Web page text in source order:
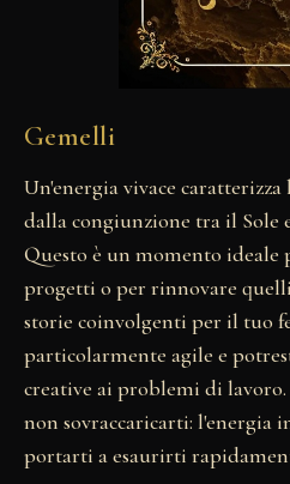
Gemelli
Un'energia vivace
dalla congiunzione tra il Sole
Questo è un momento
progetti o per rinnovare
storie coinvolgenti per il tuo
particolarmente agile e
creative ai problemi di
non sovraccaricarti: l'energia
portarti a esaurirti